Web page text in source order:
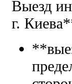
Выезд
г.